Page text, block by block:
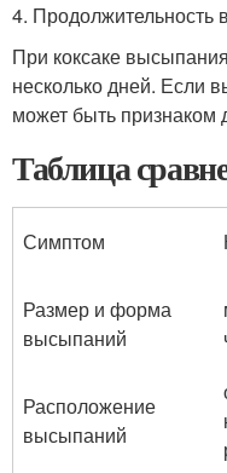
4. Продолжительность
При коксаке
несколько дней. Если
может быть признаком
Таблица
Симптом
Размер и форма
высыпаний
Расположение
высыпаний